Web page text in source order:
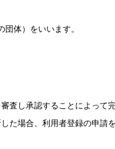
体）をいいます。
査し承認することによって
た場合、利用者登録の申請